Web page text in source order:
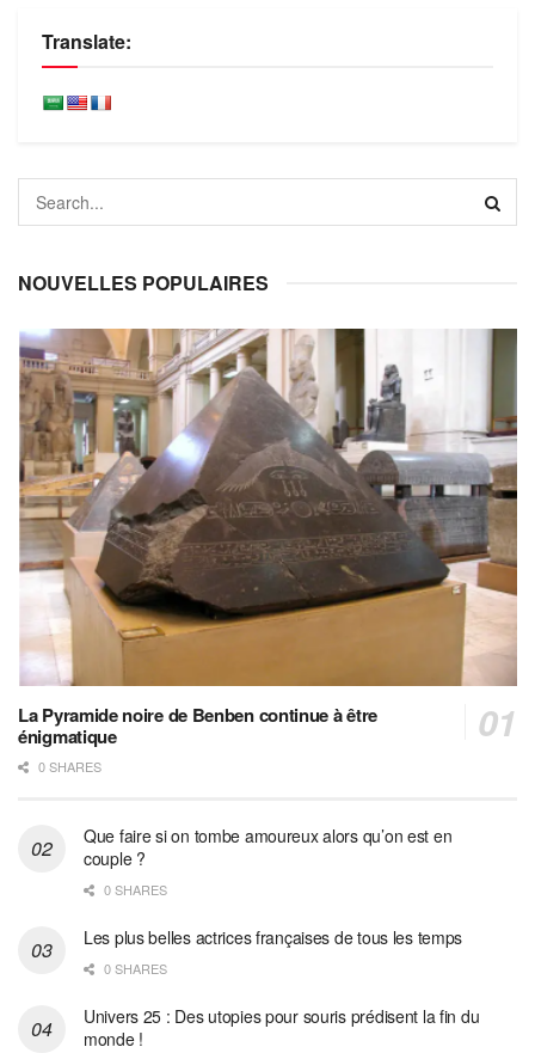
Translate:
NOUVELLES POPULAIRES
La Pyramide noire de Benben continue à être
énigmatique
0 SHARES
Que faire si on tombe amoureux alors qu’on est en
couple ?
0 SHARES
Les plus belles actrices françaises de tous les temps
0 SHARES
Univers 25 : Des utopies pour souris prédisent la fin du
monde !